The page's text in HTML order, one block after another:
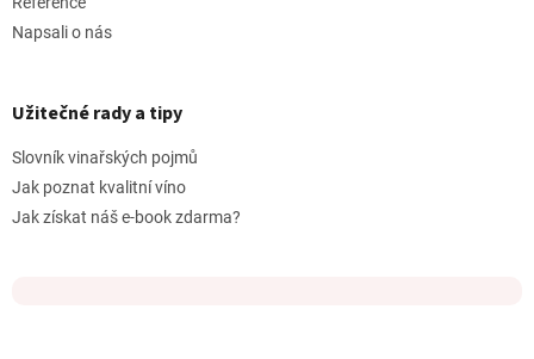
Napsali o nás
Užitečné rady a tipy
Slovník vinařských pojmů
Jak poznat kvalitní víno
Jak získat náš e-book zdarma?